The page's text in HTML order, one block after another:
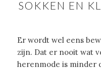
SOKKEN EN
Er wordt wel eens
zijn. Dat er nooit wat
herenmode is minder